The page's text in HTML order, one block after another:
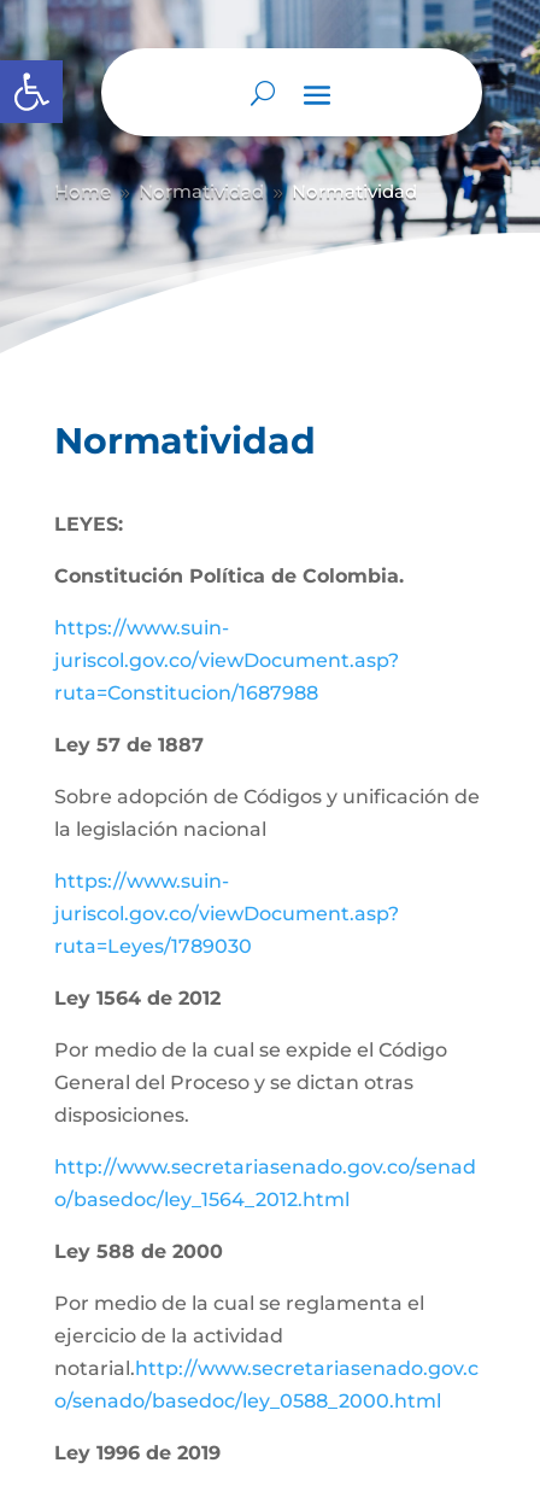
Abrir barra de herramientas
Home 9 Normatividad 9 Normatividad
Normatividad
LEYES:
Constitución Política de Colombia.
https://www.suin-
juriscol.gov.co/viewDocument.asp?
ruta=Constitucion/1687988
Ley 57 de 1887
Sobre adopción de Códigos y unificación de
la legislación nacional
https://www.suin-
juriscol.gov.co/viewDocument.asp?
ruta=Leyes/1789030
Ley 1564 de 2012
Por medio de la cual se expide el Código
General del Proceso y se dictan otras
disposiciones.
http://www.secretariasenado.gov.co/senad
o/basedoc/ley_1564_2012.html
Ley 588 de 2000
Por medio de la cual se reglamenta el
ejercicio de la actividad
notarial.http://www.secretariasenado.gov.c
o/senado/basedoc/ley_0588_2000.html
Ley 1996 de 2019